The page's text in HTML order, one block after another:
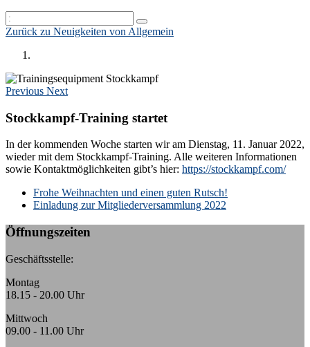
Zurück zu Neuigkeiten von Allgemein
Previous Next
Stockkampf-Training startet
In der kommenden Woche starten wir am Dienstag, 11. Januar 2022,
wieder mit dem Stockkampf-Training. Alle weiteren Informationen
sowie Kontaktmöglichkeiten gibt’s hier: https://stockkampf.com/
Frohe Weihnachten und einen guten Rutsch!
Einladung zur Mitgliederversammlung 2022
Öffnungszeiten
Geschäftsstelle:
Montag
18.15 - 20.00 Uhr
Mittwoch
09.00 - 11.00 Uhr